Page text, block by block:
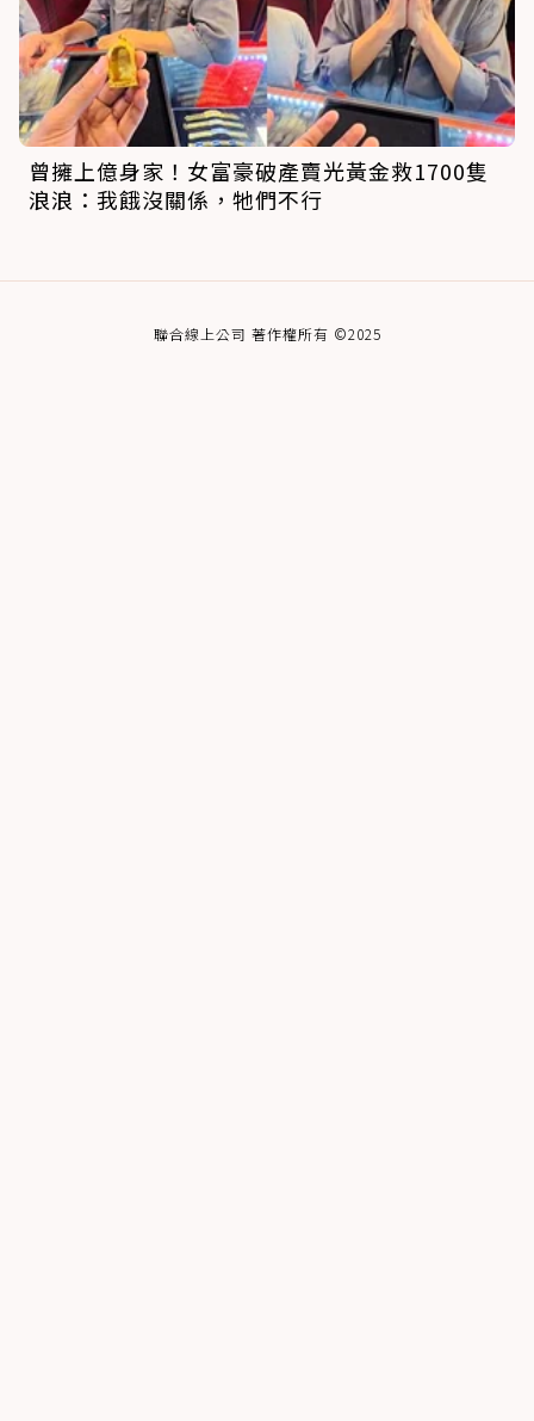
曾擁上億身家！女富豪破產賣光黃金救1700隻
浪浪：我餓沒關係，牠們不行
聯合線上公司 著作權所有 ©2025